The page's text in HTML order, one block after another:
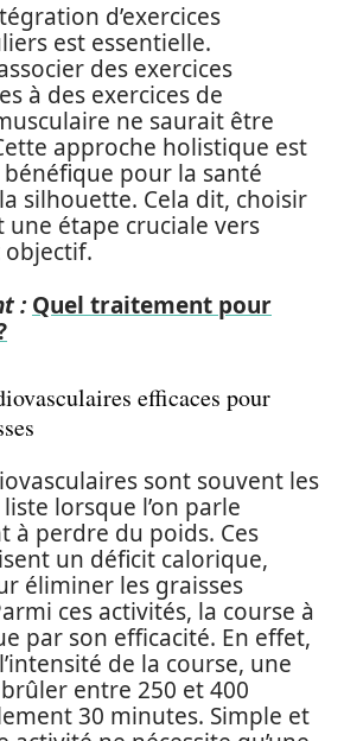
d’exercices
est essentielle.
des exercices
à des exercices de
ne saurait être
approche holistique est
pour la santé
silhouette. Cela dit, choisir
une étape cruciale vers
objectif.
: Quel traitement pour
efficaces pour
sont souvent les
lorsque l’on parle
à perdre du poids. Ces
un déficit calorique,
éliminer les graisses
ces activités, la course à
par son efficacité. En effet,
de la course, une
entre 250 et 400
30 minutes. Simple et